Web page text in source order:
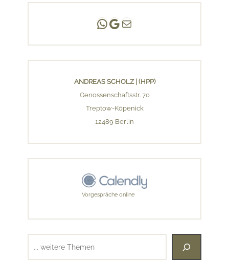
Andreas Scholz | (HPP)
Praxis Adlershof
E-Mail an mich ...
ANDREAS SCHOLZ | (HPP)
Genossenschaftsstr. 70
Treptow-Köpenick
12489 Berlin
Vorgespräche online